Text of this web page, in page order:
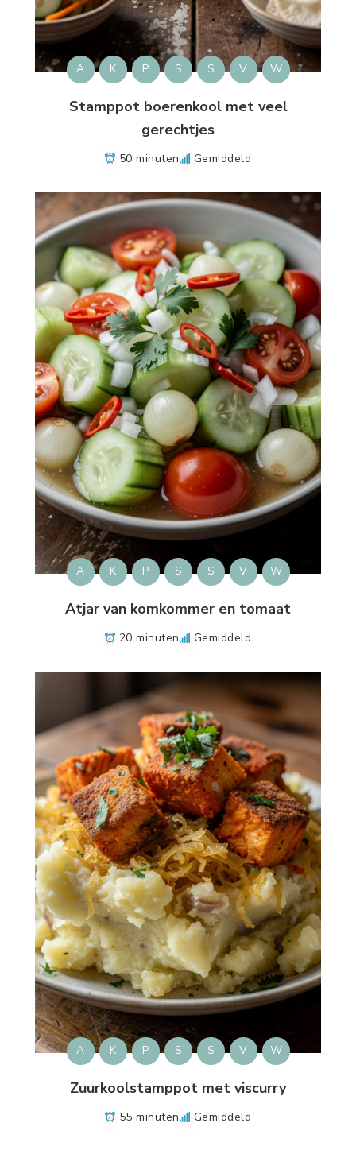
A K P S S V W
Stamppot boerenkool met veel
gerechtjes
50 minuten Gemiddeld
A K P S S V W
Atjar van komkommer en tomaat
20 minuten Gemiddeld
A K P S S V W
Zuurkoolstamppot met viscurry
55 minuten Gemiddeld